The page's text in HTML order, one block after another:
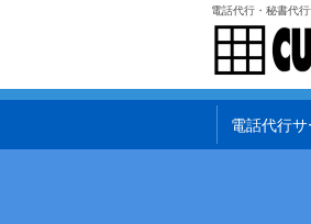
電話代行・秘書代
電話代行